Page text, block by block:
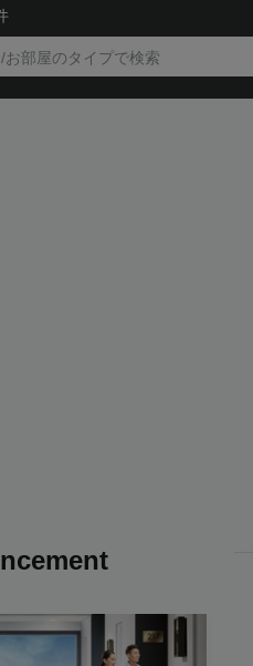
お部屋のタイプで検索